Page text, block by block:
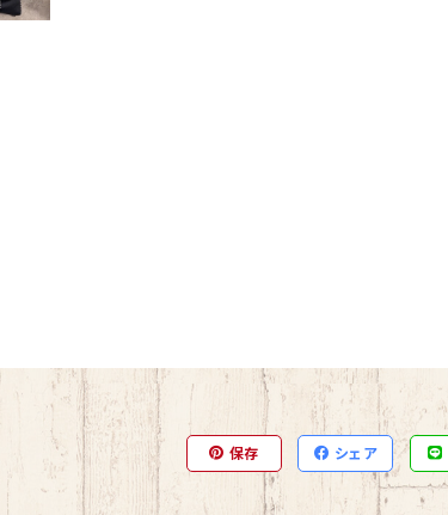
保存 シェア